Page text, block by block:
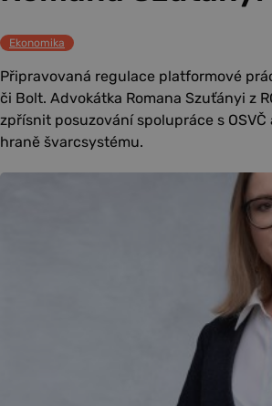
Ekonomika
Připravovaná regulace platformové
či Bolt. Advokátka Romana Szuťányi z
zpřísnit posuzování spolupráce s
hraně švarcsystému.